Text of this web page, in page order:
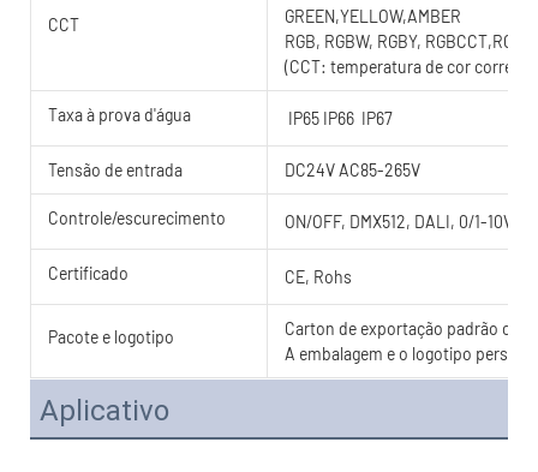
CCT
GREEN,YELLOW,AMBER
RGB, RGBW, RGBY,
(CCT: temperatura de cor
Taxa à prova d'água IP65 IP66 IP67
Tensão de entrada DC24V AC85-265V
Controle/escurecimento ON/OFF, DMX512, DALI, 0/1-10V,
Certificado CE, Rohs
Pacote e logotipo
Carton de exportação padrão
A embalagem e o logotipo
Aplicativo